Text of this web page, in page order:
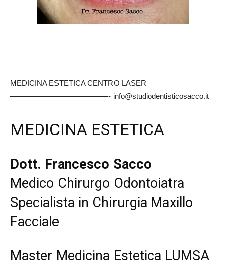
MEDICINA ESTETICA CENTRO LASER
—————————————- info@studiodentisticosacco.it
MEDICINA ESTETICA
Dott. Francesco Sacco
Medico Chirurgo Odontoiatra
Specialista in Chirurgia Maxillo
Facciale
Master Medicina Estetica LUMSA